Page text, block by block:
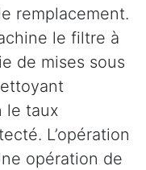
remplacement.
le filtre à
de mises sous
le taux
L’opération
opération de